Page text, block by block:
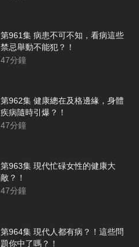
第961集 病患不可不知，看病這些
禁忌舉動不能犯？！
47分鐘
第962集 健康總在及格邊緣，身體
疾病隨時引爆？！
47分鐘
第963集 現代忙碌女性的健康大
敵？！
47分鐘
第964集 現代人都有病？！這些問
題你中了嗎？！